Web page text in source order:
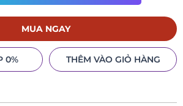
MUA NGAY
0% THÊM VÀO GIỎ HÀNG